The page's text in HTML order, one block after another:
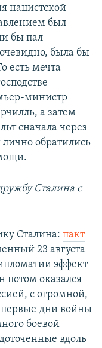
нацистской
был
бы пал
была бы
есть мечта
министр
а затем
сначала через
лично обратились
Сталина с
Сталина: пакт
23 августа
эффект
потом оказался
с огромной,
дни войны
боевой
вдоль